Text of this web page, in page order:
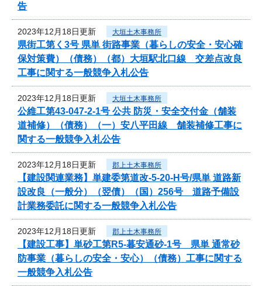
告
2023年12月18日更新 大垣土木事務所
県街工第く3号 県単 街路事業（暮らしの安全・安心確
保対策費）（債務）（都）大垣駅北口線 交差点改良
工事に関する一般競争入札公告
2023年12月18日更新 大垣土木事務所
公維工第43-047-2-1号 公共 防災・安全交付金（舗装
道補修）（債務）（一）安八平田線 舗装補修工事に
関する一般競争入札公告
2023年12月18日更新 郡上土木事務所
【建設関連業務】単建委第道改-5-20-H号/県単 道路新
設改良（一般分）（翌債）（国）256号 道路予備設
計業務委託に関する一般競争入札公告
2023年12月18日更新 郡上土木事務所
【建設工事】単砂工第R5-暮安通砂-1号 県単 通常砂
防事業（暮らしの安全・安心）（債務）工事に関する
一般競争入札公告